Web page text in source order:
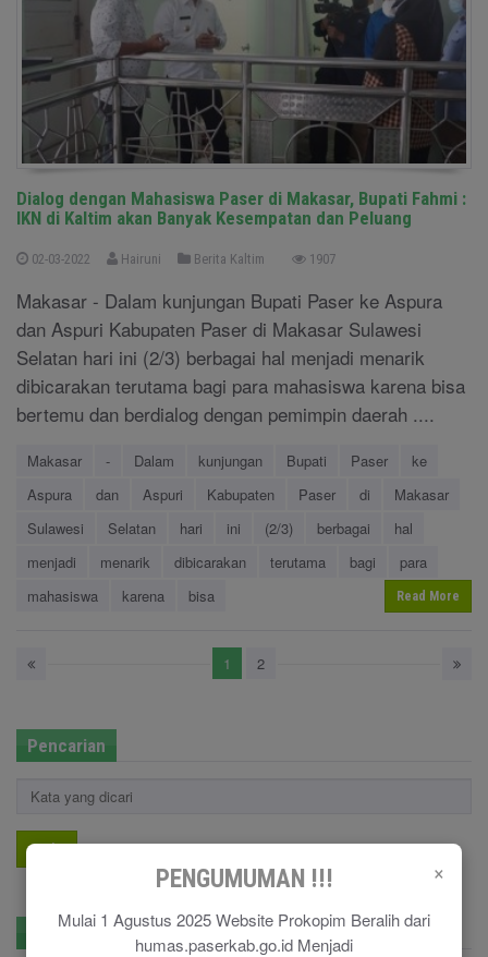
×
PENGUMUMAN !!!
Mulai 1 Agustus 2025 Website Prokopim Beralih dari
humas.paserkab.go.id Menjadi
Dialog dengan Mahasiswa Paser di Makasar, Bupati Fahmi :
IKN di Kaltim akan Banyak Kesempatan dan Peluang
02-03-2022 Hairuni Berita Kaltim 1907
Makasar - Dalam kunjungan Bupati Paser ke Aspura
dan Aspuri Kabupaten Paser di Makasar Sulawesi
Selatan hari ini (2/3) berbagai hal menjadi menarik
dibicarakan terutama bagi para mahasiswa karena bisa
bertemu dan berdialog dengan pemimpin daerah ....
Makasar - Dalam kunjungan Bupati Paser
ke
Aspura
dan Aspuri Kabupaten Paser di
Makasar
Sulawesi
Selatan hari ini (2/3) berbagai
hal
menjadi
menarik dibicarakan terutama bagi
para
mahasiswa
karena bisa Read More
1 2
Pencarian
Cari !
GPR Kominfo